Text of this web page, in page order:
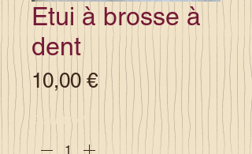
Etui à brosse à
dent
10,00 €Prix
Quantité *